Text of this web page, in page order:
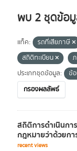
พบ 2 ชุดข้อ
แท็ค: รถที่เสียภาษี
สถิติทะเบียน
ประเภทชุดข้อมูล:
ข้
กรองผลลัพธ์
สถิติการดำเนินกา
กฎหมายว่าด้วยก
recent views